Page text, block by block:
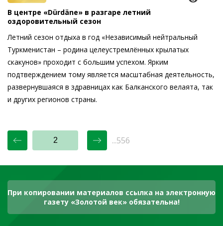
В центре «Dürdäne» в разгаре летний
оздоровительный сезон
Летний сезон отдыха в год «Независимый нейтральный
Туркменистан – родина целеустремлённых крылатых
скакунов» проходит с большим успехом. Ярким
подтверждением тому является масштабная деятельность,
развернувшаяся в здравницах как Балканского велаята, так
и других регионов страны.
...556
При копировании материалов ссылка на электронную
газету «Золотой век» обязательна!